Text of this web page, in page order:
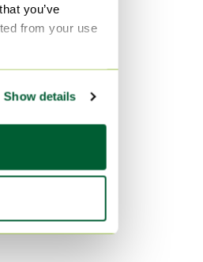
you’ve
from your use
Show details